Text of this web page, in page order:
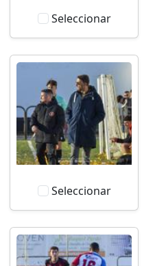
Seleccionar
Seleccionar